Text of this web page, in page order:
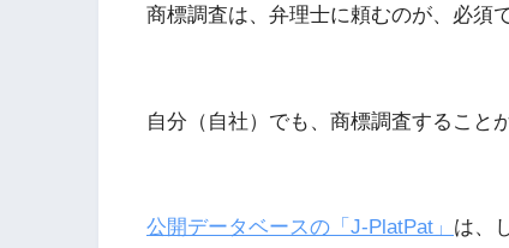
商標調査は、弁理士に頼むのが、必須
自分（自社）でも、商標調査すること
公開データベースの「J-PlatPat」 は、